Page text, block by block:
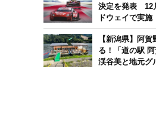
決定を発表 12
ドウェイで実施
【新潟県】阿
る！「道の駅
渓谷美と地元グ